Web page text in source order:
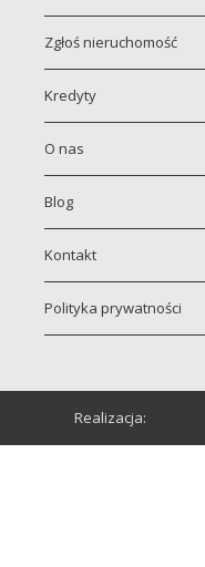
Zgłoś nieruchomość
Kredyty
O nas
Blog
Kontakt
Polityka prywatności
Realizacja: